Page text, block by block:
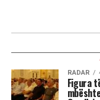
Mustafa